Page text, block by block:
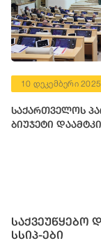
10 დეკემბერი 2025
საქართველოს
ბიუჯეტი
საქვეუწყებო
სსიპ-ები